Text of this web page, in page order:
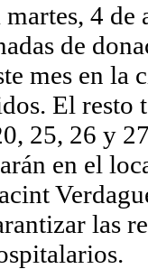
4 de
de
mes en la
El resto
25, 26 y
en el
las